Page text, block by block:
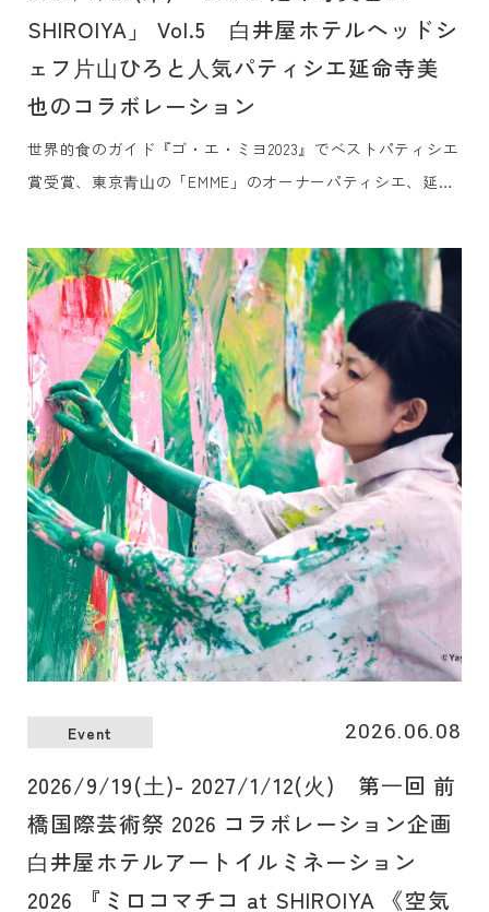
SHIROIYA」 Vol.5 ⽩井屋ホテルヘッドシ
ェフ⽚⼭ひろと⼈気パティシエ延命寺美
也のコラボレーション
世界的⾷のガイド『ゴ・エ・ミヨ2023』でベストパティシエ
賞受賞、東京⻘⼭の「EMME」のオーナーパティシエ、延命
井屋ザ・レストラン」のヘッドシェフ、⽚⼭ひろとの⼀夜限
りの贅沢なコラボレーションディナーをご提供します。群⾺
の⼤⾃然の恵みを知り尽くした⽚⼭の料理「上州キュイジー
ヌ」と延命寺⽒による⾷材の組み合わせの妙を⽣かした記憶
に残る「アシェットデセール（その場でつくる⽫盛りデザー
ト）」を、ライブ感あふれるオープンキッチンにてお楽しみ
いただきます。共に『ゴ・エ・ミヨ』に毎年掲載されている
パティシエとシェフのコラボレーションを通じて、この⽇、
この場所だけで味わえる、かけがえのないひとときをご堪能
ください。
Event 2026.06.08
2026/9/19(⼟)- 2027/1/12(⽕) 第⼀回 前
橋国際芸術祭 2026 コラボレーション企画
⽩井屋ホテルアートイルミネーション
2026 『ミロコマチコ at SHIROIYA 《空気